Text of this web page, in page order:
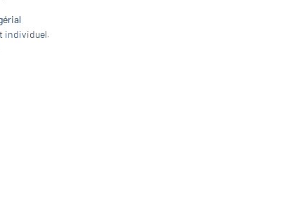
individuel.